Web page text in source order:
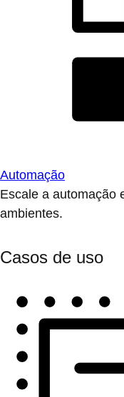
Automação
Escale a automação
ambientes.
Casos de uso